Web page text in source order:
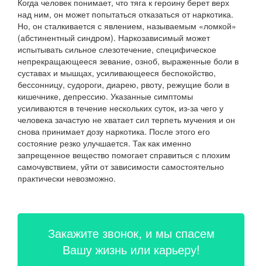
над ним, он может попытаться отказаться от наркотика.
Но, он сталкивается с явлением, называемым «ломкой»
(абстинентный синдром). Наркозависимый может
испытывать сильное слезотечение, специфическое
непрекращающееся зевание, озноб, выраженные боли в
суставах и мышцах, усиливающееся беспокойство,
бессонницу, судороги, диарею, рвоту, режущие боли в
кишечнике, депрессию. Указанные симптомы
усиливаются в течение нескольких суток, из-за чего у
человека зачастую не хватает сил терпеть мучения и он
снова принимает дозу наркотика. После этого его
состояние резко улучшается. Так как именно
запрещенное вещество помогает справиться с плохим
самочувствием, уйти от зависимости самостоятельно
практически невозможно.
Закажите звонок, и мы спасем
Вашу жизнь или карьеру!